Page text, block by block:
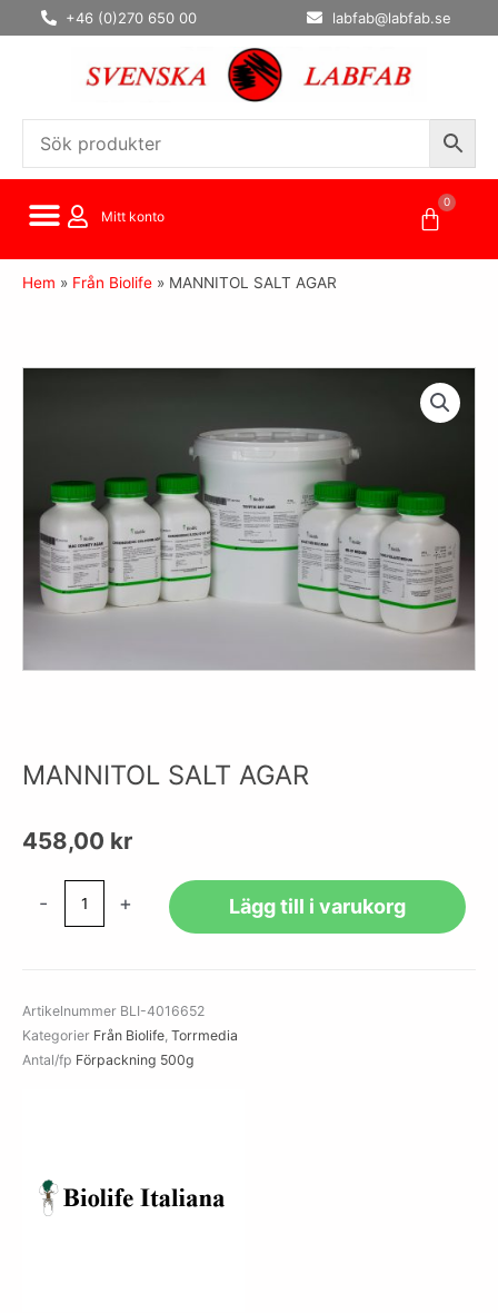
Hoppa
till
+46 (0)270 650 00 labfab@labfab.se
Mitt konto
0
Hem » Från Biolife » MANNITOL SALT AGAR
MANNITOL SALT AGAR
458,00 kr
- + Lägg till i varukorg
Artikelnummer BLI-4016652
Kategorier Från Biolife Torrmedia
Antal/fp Förpackning 500g